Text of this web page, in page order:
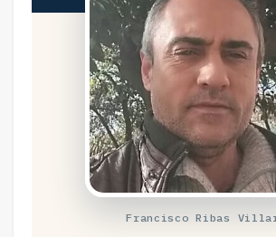
Francisco Ribas